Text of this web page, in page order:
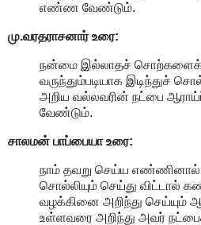
எண்ண வேண்டும்.
மு.வரதராசனார்உரை:
நன்மை இல்லாதச்
வருந்தும்படியாக இடிந்துச்
அறிய வல்லவரின் நட்பை
வேண்டும்.
சாலமன் பாப்பையா உரை:
நாம் தவறு செய்ய
சொல்லியும் செய்து விட்டால்
வழக்கினை அறிந்து செய்யும்
உள்ளவரை அறிந்து அவர்